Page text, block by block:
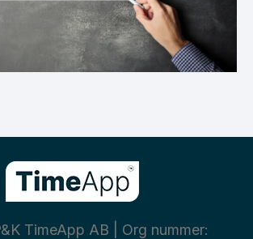
TimeApp AB | Org nummer: